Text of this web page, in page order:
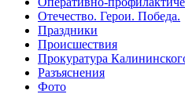
Отечество. Герои. Победа.
Праздники
Происшествия
Прокуратура
Разъяснения
Фото